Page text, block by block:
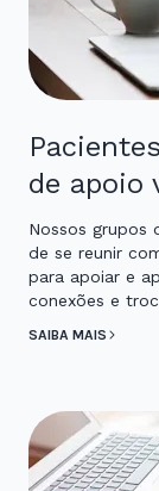
de apoio
Nossos grupos
de se reunir
para apoiar e
conexões e
SAIBA MAIS